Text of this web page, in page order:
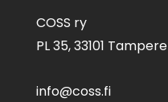
COSS ry
PL 35,33101 Tampere
info@coss.fi